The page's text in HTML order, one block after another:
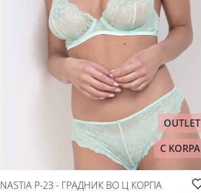
OUTLET
C KORPA
NASTIA P-23 - ГРАДНИК ВО Ц КОРПА